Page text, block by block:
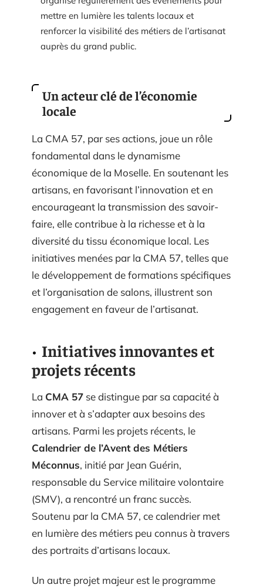
mettre en lumière les talents locaux et
renforcer la visibilité des métiers de l’artisanat
auprès du grand public.
Un acteur clé de l’économie
locale
La CMA 57, par ses actions, joue un rôle
fondamental dans le dynamisme
économique de la Moselle. En soutenant les
artisans, en favorisant l’innovation et en
encourageant la transmission des savoir-
faire, elle contribue à la richesse et à la
diversité du tissu économique local. Les
initiatives menées par la CMA 57, telles que
le développement de formations spécifiques
et l’organisation de salons, illustrent son
engagement en faveur de l’artisanat.
Initiatives innovantes et
projets récents
La CMA 57 se distingue par sa capacité à
innover et à s’adapter aux besoins des
artisans. Parmi les projets récents, le
Calendrier de l’Avent des Métiers
Méconnus, initié par Jean Guérin,
responsable du Service militaire volontaire
(SMV), a rencontré un franc succès.
Soutenu par la CMA 57, ce calendrier met
en lumière des métiers peu connus à travers
des portraits d’artisans locaux.
Un autre projet majeur est le programme